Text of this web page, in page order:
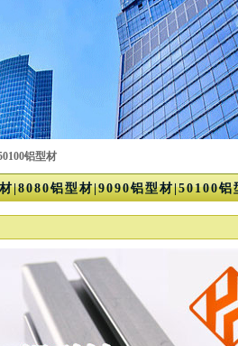
铝型材
|8080铝型材|9090铝型材|50100铝